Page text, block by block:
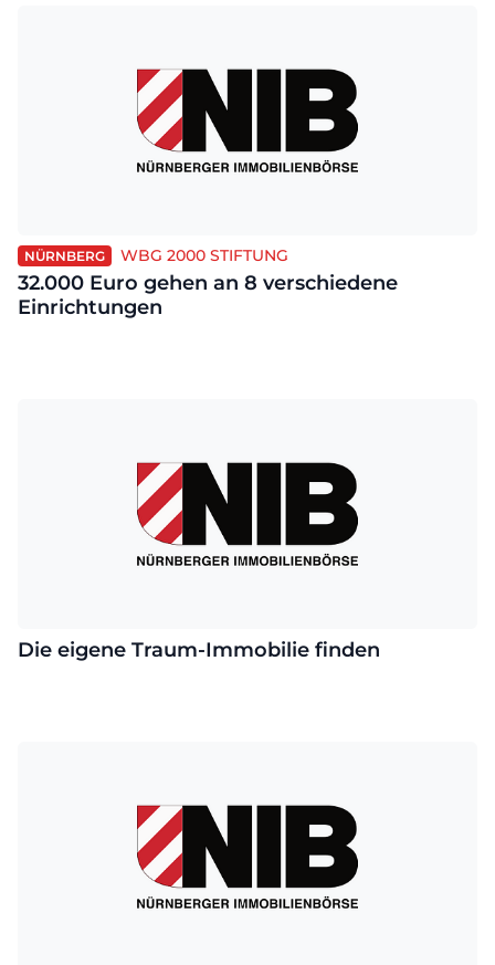
NÜRNBERG WBG 2000 STIFTUNG
32.000 Euro gehen an 8 verschiedene
Einrichtungen
Die eigene Traum-Immobilie finden